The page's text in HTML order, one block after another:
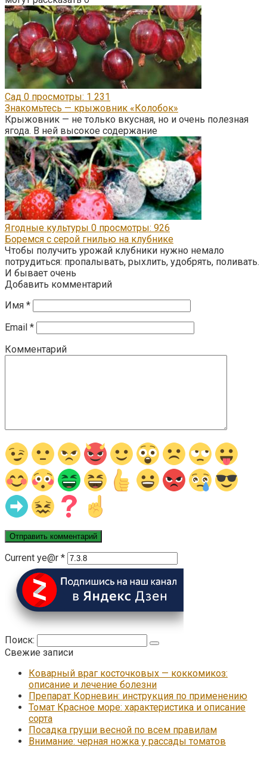
Сад 0 просмотры: 1 231
Знакомьтесь — крыжовник «Колобок»
Крыжовник — не только вкусная, но и очень полезная
ягода. В ней высокое содержание
Ягодные культуры 0 просмотры: 926
Боремся с серой гнилью на клубнике
Чтобы получить урожай клубники нужно немало
потрудиться: пропалывать, рыхлить, удобрять, поливать.
И бывает очень
Добавить комментарий
Имя *
Email *
Комментарий
Current ye@r *
Поиск:
Свежие записи
Коварный враг косточковых — коккомикоз:
описание и лечение болезни
Препарат Корневин: инструкция по применению
Томат Красное море: характеристика и описание
сорта
Посадка груши весной по всем правилам
Внимание: черная ножка у рассады томатов